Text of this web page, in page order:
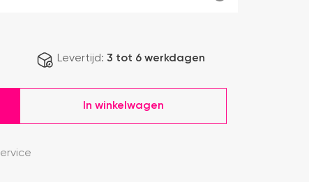
Levertijd: 3 tot 6 werkdagen
In winkelwagen